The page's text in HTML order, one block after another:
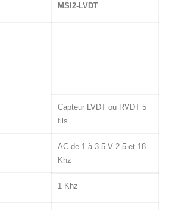
MSI2-LVDT
Capteur LVDT ou RVDT 5
fils
AC de 1 à 3.5 V 2.5 et 18
Khz
1 Khz